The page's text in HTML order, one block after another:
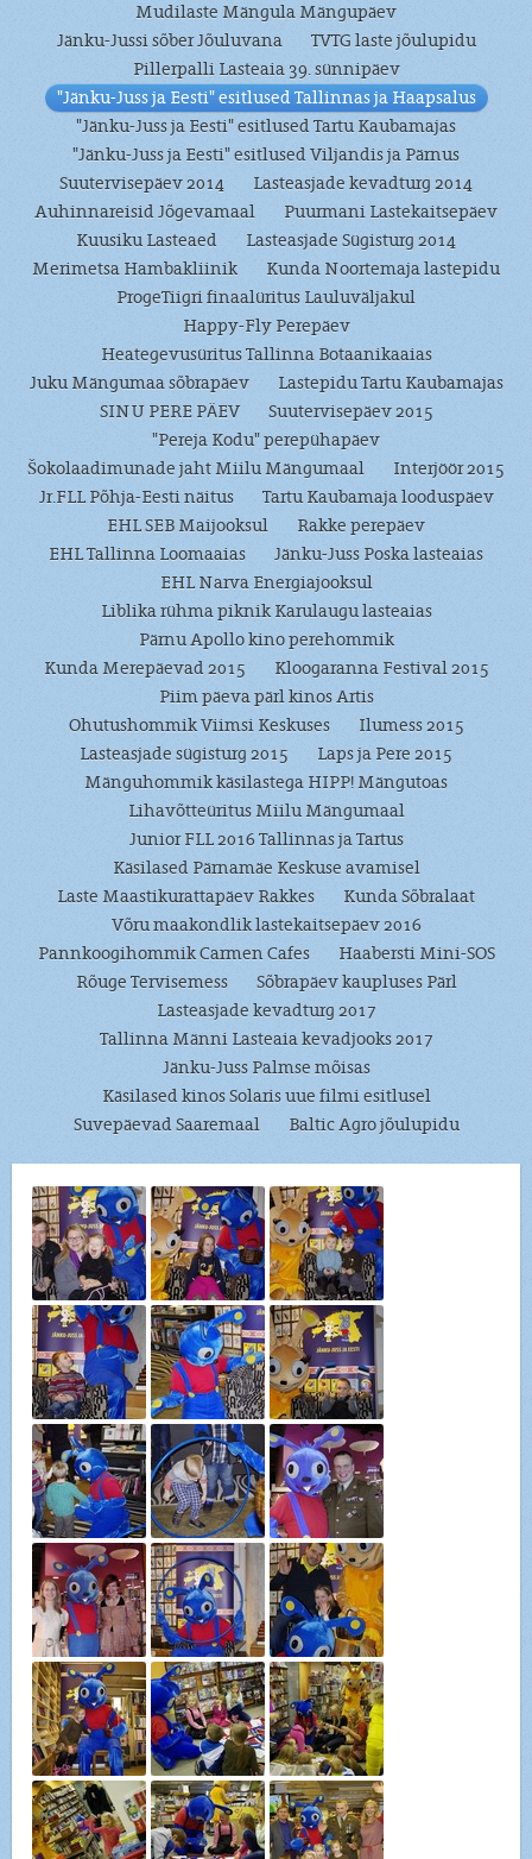
Mudilaste Mängula Mängupäev
Jänku-Jussi sõber Jõuluvana
TVTG laste jõulupidu
Pillerpalli Lasteaia 39. sünnipäev
"Jänku-Juss ja Eesti" esitlused Tallinnas ja Haapsalus
"Jänku-Juss ja Eesti" esitlused Tartu Kaubamajas
"Jänku-Juss ja Eesti" esitlused Viljandis ja Pärnus
Suutervisepäev 2014
Lasteasjade kevadturg 2014
Auhinnareisid Jõgevamaal
Puurmani Lastekaitsepäev
Kuusiku Lasteaed
Lasteasjade Sügisturg 2014
Merimetsa Hambakliinik
Kunda Noortemaja lastepidu
ProgeTiigri finaalüritus Lauluväljakul
Happy-Fly Perepäev
Heategevusüritus Tallinna Botaanikaaias
Juku Mängumaa sõbrapäev
Lastepidu Tartu Kaubamajas
SINU PERE PÄEV
Suutervisepäev 2015
"Pereja Kodu" perepühapäev
Šokolaadimunade jaht Miilu Mängumaal
Interjöör 2015
Jr.FLL Põhja-Eesti näitus
Tartu Kaubamaja looduspäev
EHL SEB Maijooksul
Rakke perepäev
EHL Tallinna Loomaaias
Jänku-Juss Poska lasteaias
EHL Narva Energiajooksul
Liblika rühma piknik Karulaugu lasteaias
Pärnu Apollo kino perehommik
Kunda Merepäevad 2015
Kloogaranna Festival 2015
Piim päeva pärl kinos Artis
Ohutushommik Viimsi Keskuses
Ilumess 2015
Lasteasjade sügisturg 2015
Laps ja Pere 2015
Mänguhommik käsilastega HIPP! Mängutoas
Lihavõtteüritus Miilu Mängumaal
Junior FLL 2016 Tallinnas ja Tartus
Käsilased Pärnamäe Keskuse avamisel
Laste Maastikurattapäev Rakkes
Kunda Sõbralaat
Võru maakondlik lastekaitsepäev 2016
Pannkoogihommik Carmen Cafes
Haabersti Mini-SOS
Rõuge Tervisemess
Sõbrapäev kaupluses Pärl
Lasteasjade kevadturg 2017
Tallinna Männi Lasteaia kevadjooks 2017
Jänku-Juss Palmse mõisas
Käsilased kinos Solaris uue filmi esitlusel
Suvepäevad Saaremaal
Baltic Agro jõulupidu